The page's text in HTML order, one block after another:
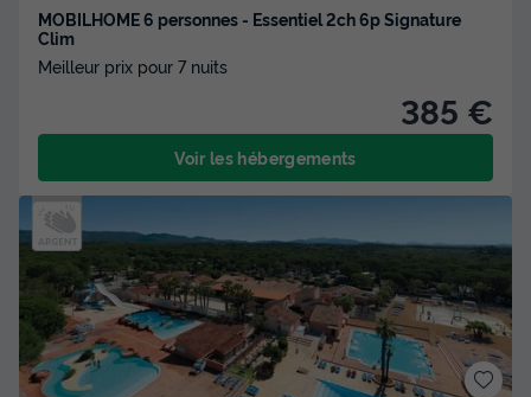
MOBILHOME 6 personnes - Essentiel 2ch 6p Signature
Clim
Meilleur prix pour 7 nuits
385 €
Voir les hébergements